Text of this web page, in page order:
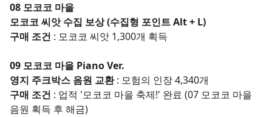
08 모코코 마을
모코코 씨앗 수집 보상 (수집형 포인트 Alt + L)
구매 조건 : 모코코 씨앗 1,300개 획득
09 모코코 마을 Piano Ver.
영지 주크박스 음원 교환: 모험의 인장 4,340개
구매 조건 : 업적 '모코코 마을 축제!' 완료 (07 모코코 마을
음원 획득 후 해금)